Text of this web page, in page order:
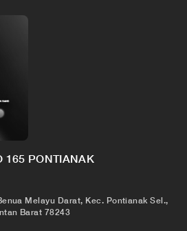
165 PONTIANAK
Melayu Darat, Kec. Pontianak Sel.,
Barat 78243